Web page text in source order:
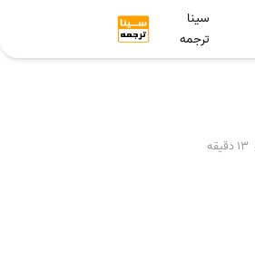
سینا
ترجمه
13 دقیقه